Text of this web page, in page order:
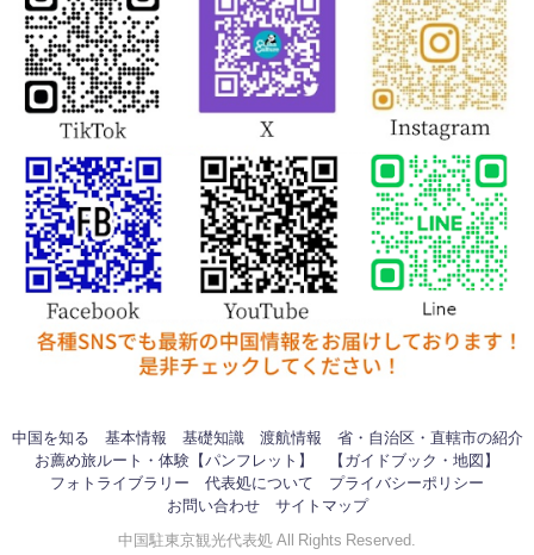
中国を知る 基本情報 基礎知識 渡航情報
省・自治区・直轄市の紹介
お薦め旅ルート・体験【パンフレット】
【ガイドブック・地図】
フォトライブラリー
代表処について
プライバシーポリシー
お問い合わせ
サイトマップ
中国駐東京観光代表処 All Rights Reserved.